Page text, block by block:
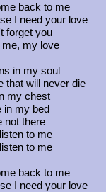
back to me
I need your love
forget you
my love
in my soul
that will never die
my chest
in my bed
not there
to me
to me
back to me
I need your love